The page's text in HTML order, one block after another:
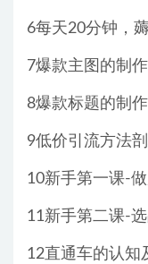
6每天20分钟，
7爆款主图的制
8爆款标题的制
9低价引流方法
10新手第一课-
11新手第二课-
12直通车的认知